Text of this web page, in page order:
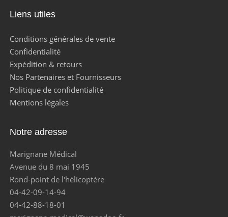
Liens utiles
Conditions générales de vente
Confidentialité
Expédition & retours
Nos Partenaires et Fournisseurs
Politique de confidentialité
Mentions légales
Notre adresse
Marignane Médical
Avenue du 8 mai 1945
Rond-point de l'hélicoptère
04-42-09-14-94
04-42-88-18-01